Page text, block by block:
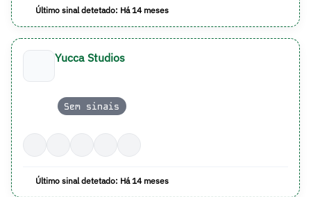
Último sinal detetado: Há 14 meses
Yucca Studios
Sem sinais
Último sinal detetado: Há 14 meses